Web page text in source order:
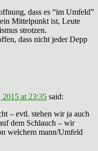
dass es “im Umfeld”
Mittelpunkt ist, Leute
strotzen.
dass nicht jeder Depp
at 23:35 said:
– evtl. stehen wir ja auch
dem Schlauch – wir
welchem mann/Umfeld